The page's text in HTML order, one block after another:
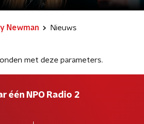
Newman Nieuws
met deze parameters.
één NPO Radio 2